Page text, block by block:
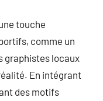
touche
comme un
graphistes locaux
En intégrant
des motifs